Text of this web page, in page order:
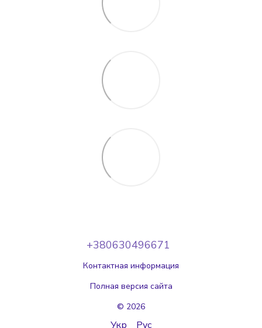
+380630496671
Контактная информация
Полная версия сайта
© 2026
Укр Рус